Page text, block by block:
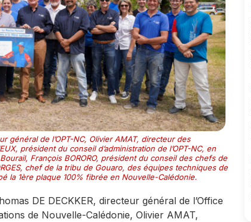
général de l’OPT-NC, Olivier AMAT, directeur des
président du conseil d’administration de l’OPT-NC, en
François BORORO, président du conseil des chefs de
chef de la tribu de Gouaro, des équipes techniques de
la 1ère plaque 100% fibrée en Nouvelle-Calédonie.
DE DECKKER, directeur général de l’Office
de Nouvelle-Calédonie, Olivier AMAT,